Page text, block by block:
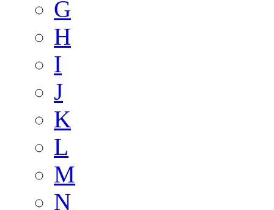
G
H
I
J
K
L
M
N